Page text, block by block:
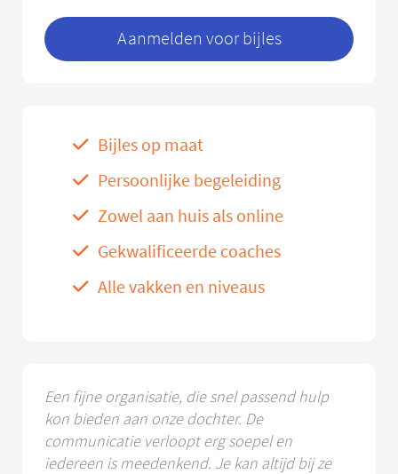
Aanmelden voor bijles
Bijles op maat
Persoonlijke begeleiding
Zowel aan huis als online
Gekwalificeerde coaches
Alle vakken en niveaus
Een fijne organisatie, die snel passend hulp
kon bieden aan onze dochter. De
communicatie verloopt erg soepel en
iedereen is meedenkend. Je kan altijd bij ze